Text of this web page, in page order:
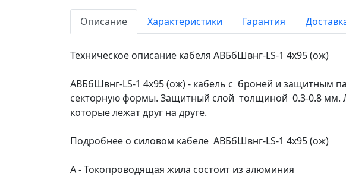
Описание Характеристики Гарантия
Техническое описание кабеля АВБбШвнг-LS-1 4х95 (ож)
АВБбШвнг-LS-1 4х95 (ож) - кабель с броней и
секторную формы. Защитный слой толщиной 0.3-0.8 мм.
которые лежат друг на друге.
Подробнее о силовом кабеле АВБбШвнг-LS-1 4х95 (ож)
А - Токопроводящая жила состоит из алюминия